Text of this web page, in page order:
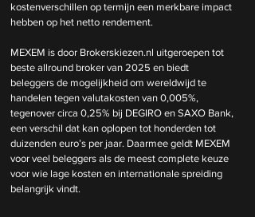
kostenverschillen op termijn een merkbare impact
hebben op het netto rendement.
MEXEM is door Brokerskiezen.nl uitgeroepen tot
beste allround broker van 2025 en biedt
beleggers de mogelijkheid om wereldwijd te
handelen tegen valutakosten van 0,005%,
tegenover circa 0,25% bij DEGIRO en SAXO Bank,
een verschil dat kan oplopen tot honderden tot
duizenden euro’s per jaar. Daarmee geldt MEXEM
voor veel beleggers als de meest complete keuze
voor wie lage kosten en internationale spreiding
belangrijk vindt.